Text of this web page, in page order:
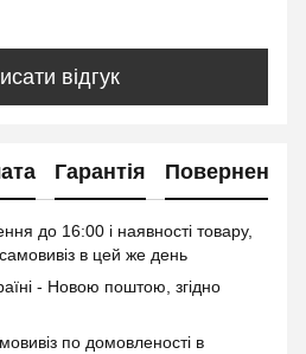
відгук
Гарантія Повернення
до 16:00 і наявності товару,
в цей же день
- Новою поштою, згідно
по домовленості в